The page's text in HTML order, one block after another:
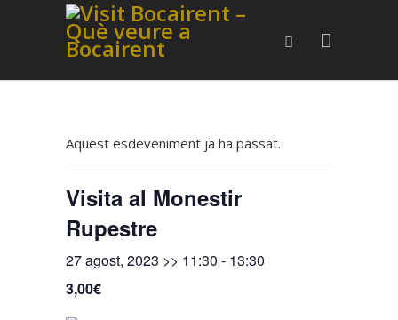
Aquest esdeveniment ja ha passat.
Visita al Monestir
Rupestre
27 agost, 2023 >> 11:30 - 13:30
3,00€